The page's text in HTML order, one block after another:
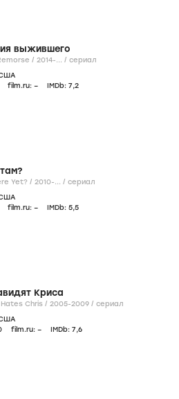
выжившего
Survivor's Remorse / 2014-... / сериал
film.ru: – IMDb: 7,2
Are We There Yet? / 2010-... / сериал
film.ru: – IMDb: 5,5
Криса
Everybody Hates Chris / 2005-2009 / сериал
film.ru: – IMDb: 7,6